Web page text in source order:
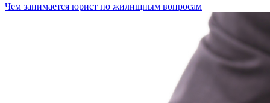
Чем занимается юрист по жилищным вопросам